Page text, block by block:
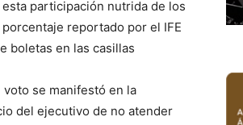
participación nutrida de los
reportado por el IFE
boletas en las casillas
se manifestó en la
del ejecutivo de no atender